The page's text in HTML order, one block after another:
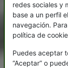
redes sociales y
base a un perfil
navegación.
política de
Puedes aceptar
“Aceptar” o